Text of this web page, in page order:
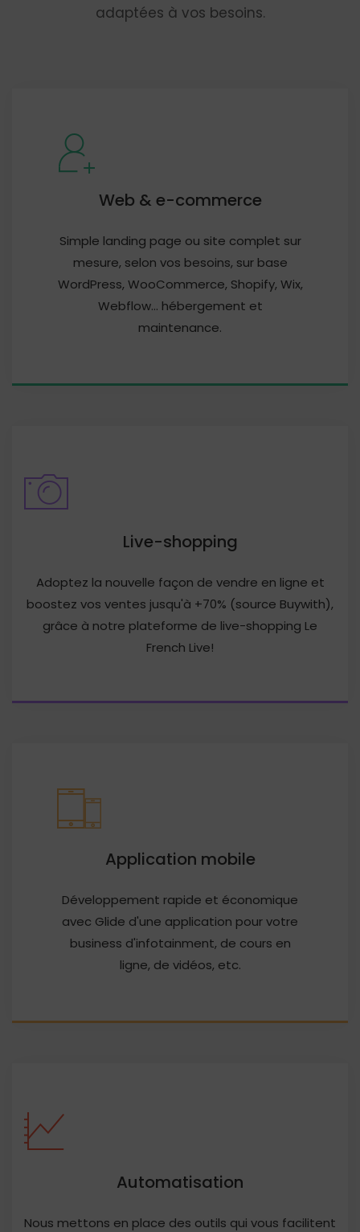
adaptées à vos besoins.
Web & e-commerce
Simple landing page ou site complet sur
mesure, selon vos besoins, sur base
WordPress, WooCommerce, Shopify, Wix,
Webflow... hébergement et
maintenance.
Live-shopping
Adoptez la nouvelle façon de vendre en ligne et
boostez vos ventes jusqu'à +70% (source Buywith),
grâce à notre plateforme de live-shopping Le
French Live!
Application mobile
Développement rapide et économique
avec Glide d'une application pour votre
business d'infotainment, de cours en
ligne, de vidéos, etc.
Automatisation
Nous mettons en place des outils qui vous facilitent